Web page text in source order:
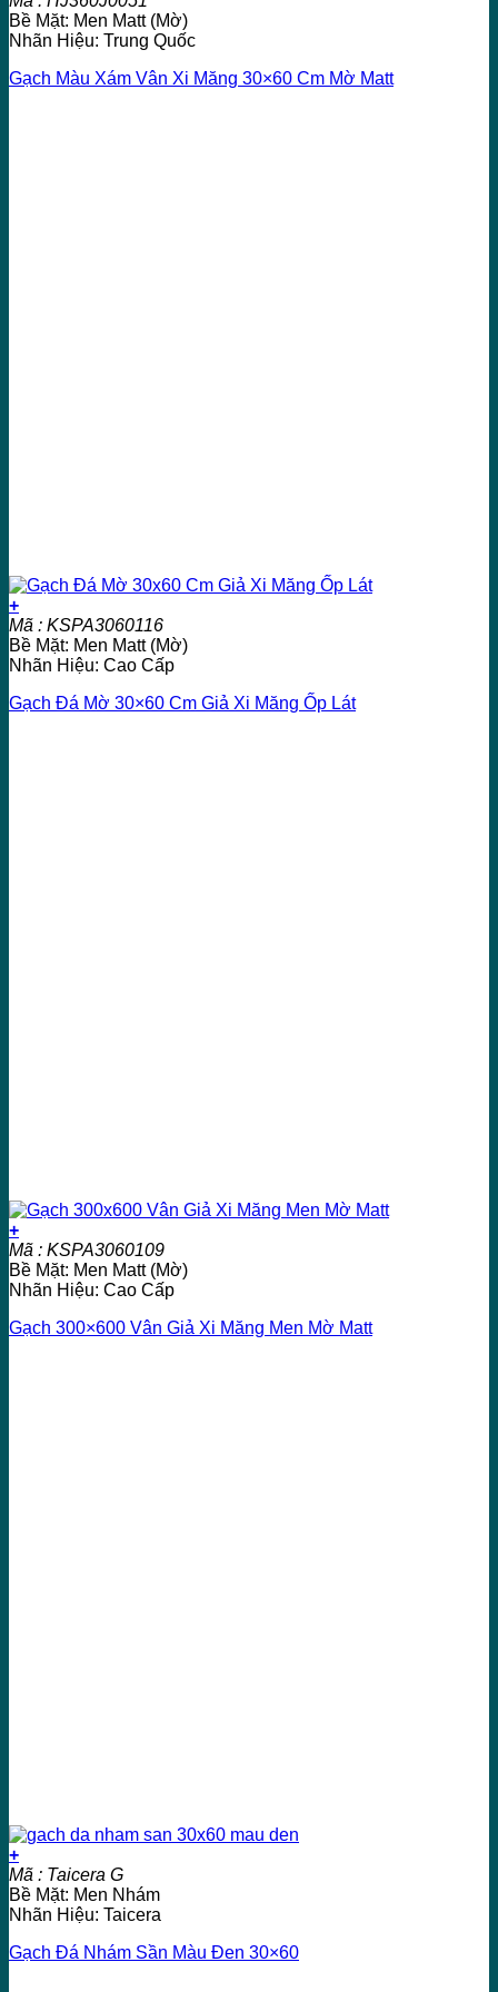
Bề Mặt: Men Matt (Mờ)
Nhãn Hiệu: Trung Quốc
Gạch Màu Xám Vân Xi Măng 30×60 Cm Mờ Matt
+
Mã : KSPA3060116
Bề Mặt: Men Matt (Mờ)
Nhãn Hiệu: Cao Cấp
Gạch Đá Mờ 30×60 Cm Giả Xi Măng Ốp Lát
+
Mã : KSPA3060109
Bề Mặt: Men Matt (Mờ)
Nhãn Hiệu: Cao Cấp
Gạch 300×600 Vân Giả Xi Măng Men Mờ Matt
+
Mã : Taicera G
Bề Mặt: Men Nhám
Nhãn Hiệu: Taicera
Gạch Đá Nhám Sần Màu Đen 30×60